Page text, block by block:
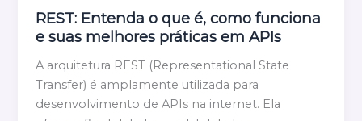
REST: Entenda o que é, como funciona
e suas melhores práticas em APIs
A arquitetura REST (Representational State
Transfer) é amplamente utilizada para
desenvolvimento de APIs na internet. Ela